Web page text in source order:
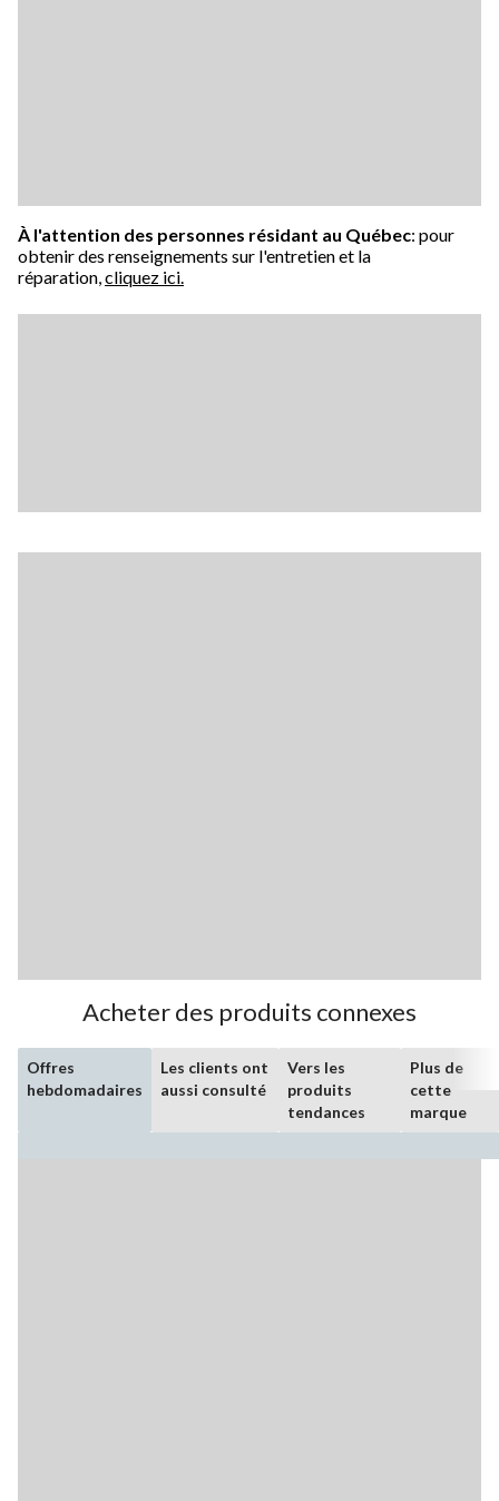
À l'attention des personnes résidant au Québec: pour
obtenir des renseignements sur l'entretien et la
réparation,cliquez ici.
Acheter des produits connexes
Offres
hebdomadaires
Les clients ont
aussi consulté
Vers les
produits
tendances
Plus de
cette
marque